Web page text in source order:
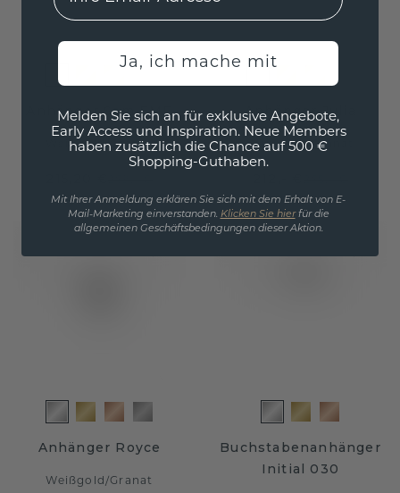
Anhänger Sam EME
Weißgold/Granat
Exkl. MwSt. & Zölle
Anhänger Julia
Weißgold/Granat
Exkl. MwSt. & Zölle
Anhänger Royce
Weißgold/Granat
Buchstabenanhänger
Initial 030
Ja, ich mache mit
Melden Sie sich an für exklusive Angebote,
Early Access und Inspiration. Neue Members
haben zusätzlich die Chance auf 500 €
Shopping-Guthaben.
Mit Ihrer Anmeldung erklären Sie sich mit dem Erhalt von E-
Mail-Marketing einverstanden. Klicken Sie hierfür die
allgemeinen Geschäftsbedingungen dieser Aktion.